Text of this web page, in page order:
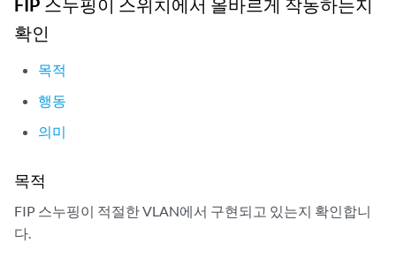
            }
        xe-0/0/3 {
            mtu 2500;
            ether-options {
                no-flow-control;
            unit 0 {
                    vlan {
                    }
                }
FIP 스누핑이 스위치에서 올바르게 작동하는지
확인
목적
행동
의미
목적
FIP 스누핑이 적절한 VLAN에서 구현되고 있는지 확인합니
다.